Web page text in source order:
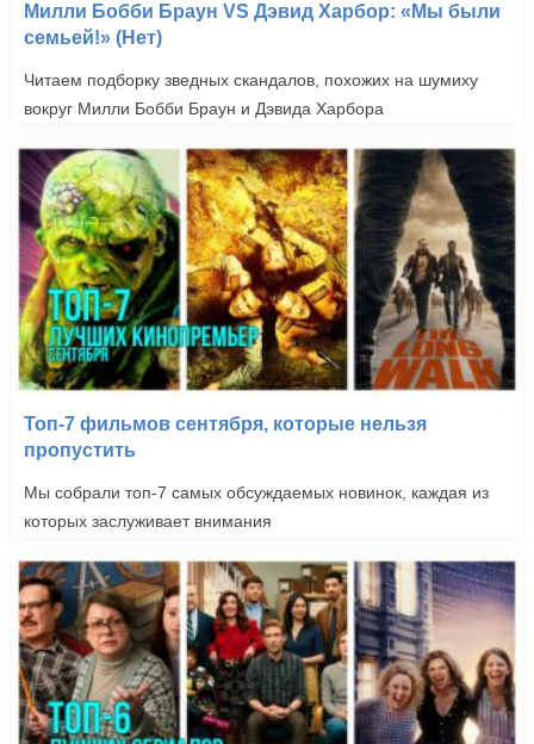
Милли Бобби Браун VS Дэвид Харбор: «Мы были
семьей!» (Нет)
Читаем подборку зведных скандалов, похожих на шумиху
вокруг Милли Бобби Браун и Дэвида Харбора
Топ-7 фильмов сентября, которые нельзя
пропустить
Мы собрали топ-7 самых обсуждаемых новинок, каждая из
которых заслуживает внимания